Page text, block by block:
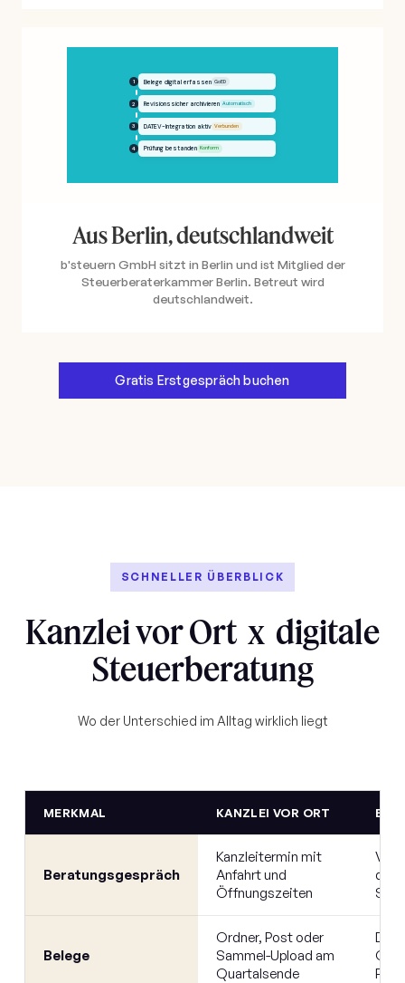
Aus Berlin, deutschlandweit
b'steuern GmbH sitzt in Berlin und ist Mitglied der
Steuerberaterkammer Berlin. Betreut wird
deutschlandweit.
Gratis Erstgespräch buchen
SCHNELLER ÜBERBLICK
Kanzlei vor Ort x digitale
Steuerberatung
Wo der Unterschied im Alltag wirklich liegt
MERKMAL KANZLEI VOR ORT
Beratungsgespräch
Kanzleitermin mit
Anfahrt und
Öffnungszeiten
Belege
Ordner, Post oder
Sammel-Upload am
Quartalsende